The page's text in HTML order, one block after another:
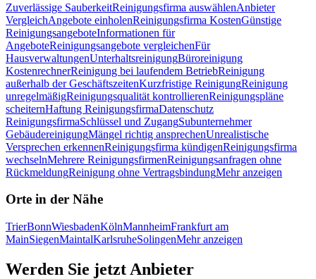
Zuverlässige SauberkeitReinigungsfirma auswählenAnbieter
VergleichAngebote einholenReinigungsfirma KostenGünstige
ReinigungsangeboteInformationen für
AngeboteReinigungsangebote vergleichenFür
HausverwaltungenUnterhaltsreinigungBüroreinigung
KostenrechnerReinigung bei laufendem BetriebReinigung
außerhalb der GeschäftszeitenKurzfristige ReinigungReinigung
unregelmäßigReinigungsqualität kontrollierenReinigungspläne
scheiternHaftung ReinigungsfirmaDatenschutz
ReinigungsfirmaSchlüssel und ZugangSubunternehmer
GebäudereinigungMängel richtig ansprechenUnrealistische
Versprechen erkennenReinigungsfirma kündigenReinigungsfirma
wechselnMehrere ReinigungsfirmenReinigungsanfragen ohne
RückmeldungReinigung ohne VertragsbindungMehr anzeigen
Orte in der Nähe
TrierBonnWiesbadenKölnMannheimFrankfurt am
MainSiegenMaintalKarlsruheSolingenMehr anzeigen
Werden Sie jetzt Anbieter